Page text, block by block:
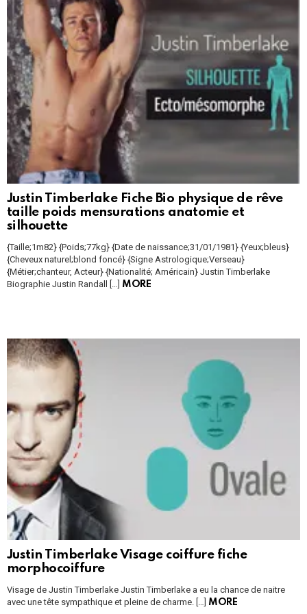
Justin Timberlake Fiche Bio physique de rêve
taille poids mensurations anatomie et
silhouette
{Taille;1m82} {Poids;77kg} {Date de naissance;31/01/1981} {Yeux;bleus}
{Cheveux naturel;blond foncé} {Signe Astrologique;Verseau}
{Métier;chanteur, Acteur} {Nationalité; Américain} Justin Timberlake
Biographie Justin Randall […] MORE
Justin Timberlake Visage coiffure fiche
morphocoiffure
Visage de Justin Timberlake Justin Timberlake a eu la chance de naitre
avec une tête sympathique et pleine de charme. […] MORE